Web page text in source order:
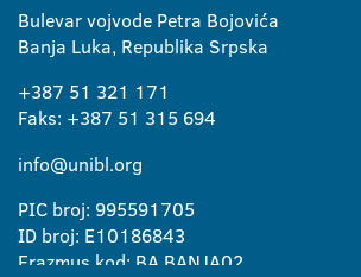
Bulevar vojvode Petra Bojovića
Banja Luka, Republika Srpska
+387 51 321 171
Faks: +387 51 315 694
info@unibl.org
PIC broj: 995591705
ID broj: E10186843
Erazmus kod: BA BANJA02